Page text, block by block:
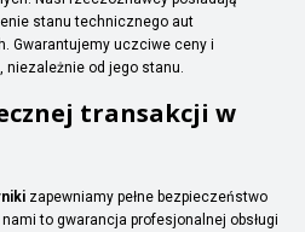
stanu technicznego aut
Gwarantujemy uczciwe ceny i
niezależnie od jego stanu.
transakcji w
zapewniamy pełne bezpieczeństwo
to gwarancja profesjonalnej obsługi